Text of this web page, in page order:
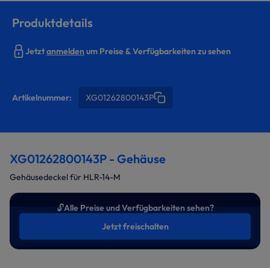
Produktdetails
Jetztanmeldenum Preise & Verfügbarkeiten zu sehen
Artikelnummer: XG01262800143P
XG01262800143P - Gehäuse
Gehäusedeckel für HLR-14-M
🔓Alle Preise und Verfügbarkeiten sehen?
Jetzt freischalten